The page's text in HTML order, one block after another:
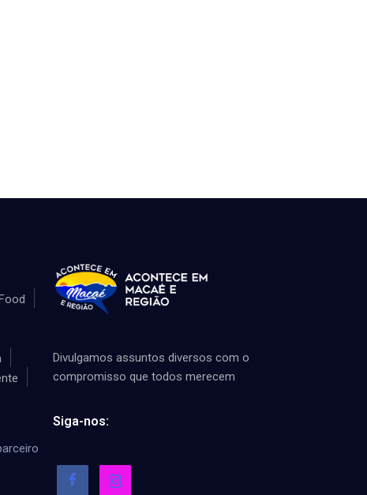
Divulgamos assuntos diversos com o
compromisso que todos merecem
Siga-nos: